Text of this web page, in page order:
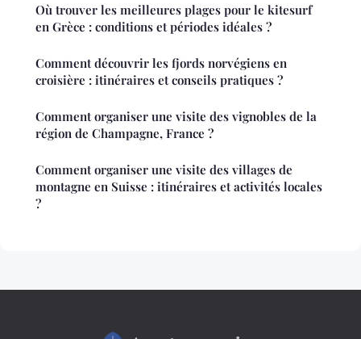
Où trouver les meilleures plages pour le kitesurf
en Grèce : conditions et périodes idéales ?
Comment découvrir les fjords norvégiens en
croisière : itinéraires et conseils pratiques ?
Comment organiser une visite des vignobles de la
région de Champagne, France ?
Comment organiser une visite des villages de
montagne en Suisse : itinéraires et activités locales
?